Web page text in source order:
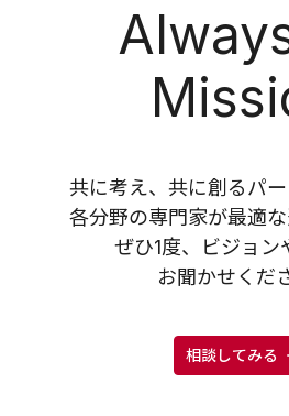
共に考え、共に創るパー
各分野の専門家が最適な
ぜひ1度、ビジョン
お聞かせくだ
相談してみる